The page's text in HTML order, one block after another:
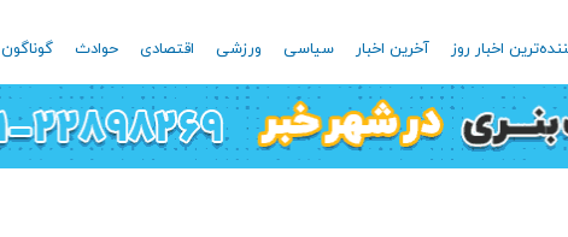
اخبار روز آخرین اخبار سیاسی ورزشی اقتصادی حوادث گوناگون